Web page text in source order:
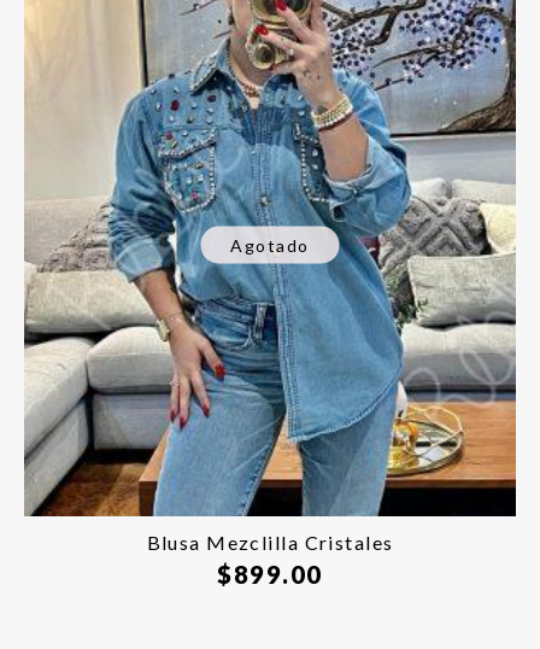
Agotado
Blusa Mezclilla Cristales
$899.00